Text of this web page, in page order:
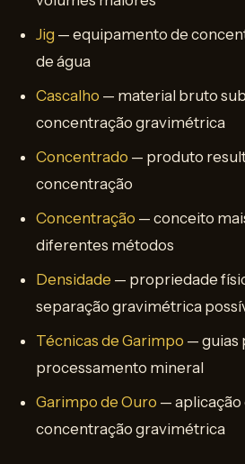
Jig — equipamento de
de água
Cascalho — material bruto
concentração gravimétrica
Concentrado — produto
concentração
Concentração — conceito
diferentes métodos
Densidade — propriedade
separação gravimétrica
Técnicas de Garimpo — guias
processamento mineral
Garimpo de Ouro — aplicação
concentração gravimétrica